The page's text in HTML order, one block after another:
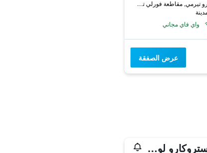
Via Roma 2, كاستروكارو تيرمي, مقاطعة فورلي تشيزينا, إيطاليا
واي فاي مجاني
عرض الصفقة
جراند هوتل كاستروكارو لونج لايف فورمولا